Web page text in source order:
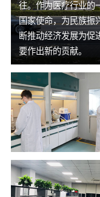
往。作为医疗行业的
国家使命，为民族振
断推动经济发展为促
要作出新的贡献。